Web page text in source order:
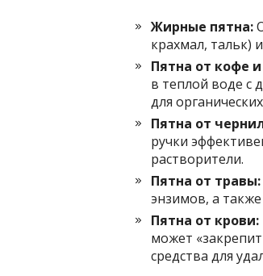
Жирные пятна:
крахмал, тальк)
Пятна от кофе
в теплой воде с
для
Пятна от
ручки
растворители.
Пятна от травы:
энзимов, а
Пятна от крови:
может
средства для